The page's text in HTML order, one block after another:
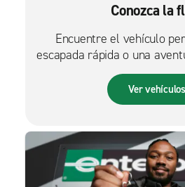
Conozca la
Encuentre el vehículo
escapada rápida o una
Ver vehículos